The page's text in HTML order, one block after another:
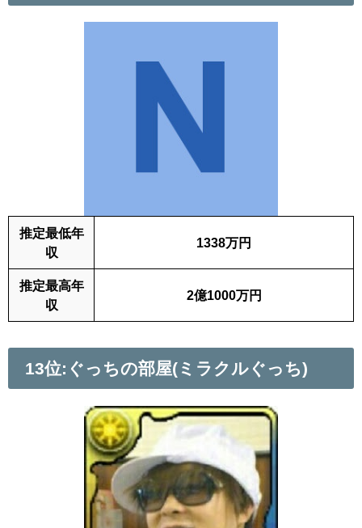
推定最低年
収
1338万円
推定最高年
収
2億1000万円
13位:ぐっちの部屋(ミラクルぐっち)